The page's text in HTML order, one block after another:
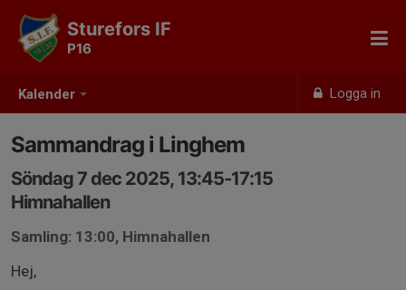
Kalender Logga in
Sturefors IF
P16
Sammandrag i Linghem
Söndag 7 dec 2025, 13:45-17:15
Himnahallen
Samling: 13:00, Himnahallen
Hej,